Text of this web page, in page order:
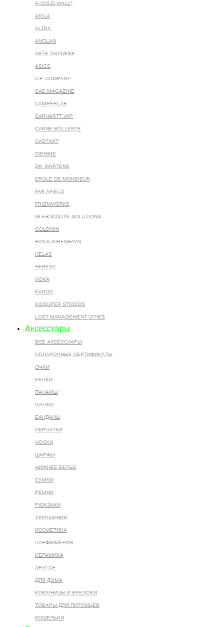
A-COLD-WALL*
AKILA
ALTRA
ANGLAN
ARTE ANTWERP
ASICS
C.P. COMPANY
CAD MAGAZINE
CAMPERLAB
CARHARTT WIP
CARNE BOLLENTE
CASTART
DIEMME
DR. MARTENS
DROLE DE MONSIEUR
FAR AFIELD
FRIZMWORKS
GLEB KOSTIN .SOLUTIONS
GOLDWIN
HAN KJOBENHAVN
HELAS
HERESY
HOKA
KARDO
KIDSUPER STUDIOS
LOST MANAGEMENT CITIES
Аксессуары
ВСЕ AКСЕССУАРЫ
ПОДАРОЧНЫЕ СЕРТИФИКАТЫ
ОЧКИ
КЕПКИ
ПАНАМЫ
ШАПКИ
БАНДАНЫ
ПЕРЧАТКИ
НОСКИ
ШАРФЫ
НИЖНЕЕ БЕЛЬЕ
СУМКИ
РЕМНИ
РЮКЗАКИ
УКРАШЕНИЯ
КОСМЕТИКА
ПАРФЮМЕРИЯ
КЕРАМИКА
ДРУГОЕ
ДЛЯ ДОМА
КЛЮЧНИЦЫ И БРЕЛОКИ
ТОВАРЫ ДЛЯ ПИТОМЦЕВ
КОШЕЛЬКИ